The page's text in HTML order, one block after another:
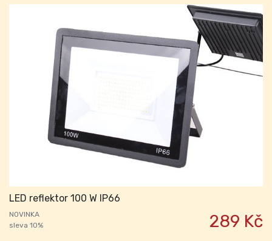
LED reflektor 100 W IP66
NOVINKA
sleva 10%
289 Kč